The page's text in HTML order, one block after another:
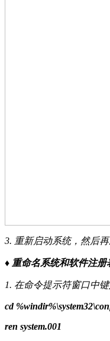
3. 重新启动系统，然后再
♦ 重命名系统和软件注册
1. 在命令提示符窗口中
cd
ren system.001